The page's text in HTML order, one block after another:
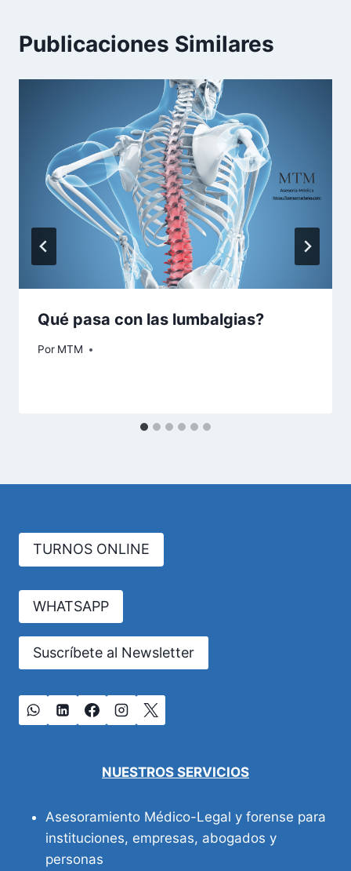
Publicaciones Similares
Qué pasa con las lumbalgias?
Por MTM
TURNOS ONLINE
WHATSAPP
Suscríbete al Newsletter
NUESTROS SERVICIOS
Asesoramiento Médico-Legal y forense para
instituciones, empresas, abogados y
personas